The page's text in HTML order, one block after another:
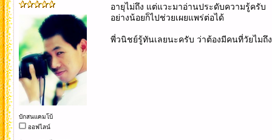
บักสนแคมโบ้
ออฟไลน์
อายุไม่ถึง แต่แวะมาอ่านประดับความรู้ครับ
อย่างน้อยก็ไปช่วยเผยแพร่ต่อได้
พี่วนิชย์รู้ทันเลยนะครับ ว่าต้องมีคนที่วัยไมถึ